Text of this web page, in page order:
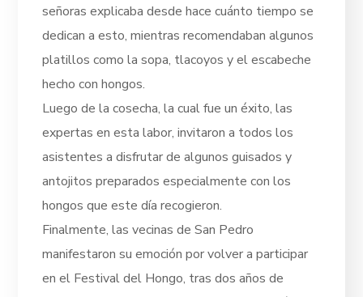
señoras explicaba desde hace cuánto tiempo se
dedican a esto, mientras recomendaban algunos
platillos como la sopa, tlacoyos y el escabeche
hecho con hongos.
Luego de la cosecha, la cual fue un éxito, las
expertas en esta labor, invitaron a todos los
asistentes a disfrutar de algunos guisados y
antojitos preparados especialmente con los
hongos que este día recogieron.
Finalmente, las vecinas de San Pedro
manifestaron su emoción por volver a participar
en el Festival del Hongo, tras dos años de